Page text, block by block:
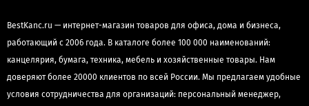
BestKanc.ru — интернет-магазин товаров для офиса, дома и бизнеса,
работающий с 2006 года. В каталоге более 100 000 наименований:
канцелярия, бумага, техника, мебель и хозяйственные товары. Нам
доверяют более 20000 клиентов по всей России. Мы предлагаем удобные
условия сотрудничества для организаций: персональный менеджер,